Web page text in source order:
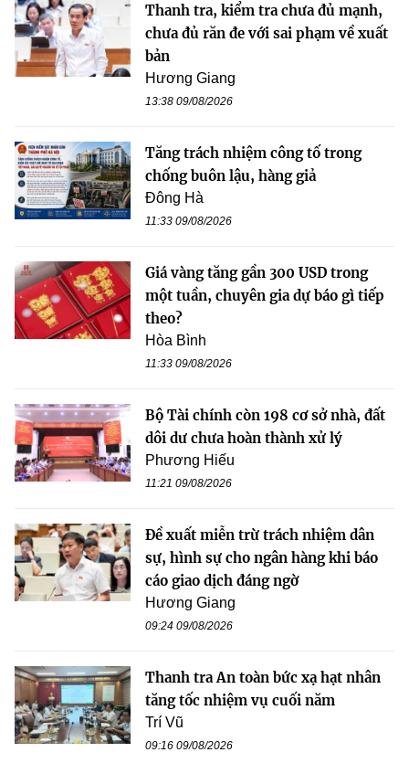
Thanh tra, kiểm tra chưa đủ mạnh,
chưa đủ răn đe với sai phạm về xuất
bản
Hương Giang
13:38 09/08/2026
Tăng trách nhiệm công tố trong
chống buôn lậu, hàng giả
Đông Hà
11:33 09/08/2026
Giá vàng tăng gần 300 USD trong
một tuần, chuyên gia dự báo gì tiếp
theo?
Hòa Bình
11:33 09/08/2026
Bộ Tài chính còn 198 cơ sở nhà, đất
dôi dư chưa hoàn thành xử lý
Phương Hiếu
11:21 09/08/2026
Đề xuất miễn trừ trách nhiệm dân
sự, hình sự cho ngân hàng khi báo
cáo giao dịch đáng ngờ
Hương Giang
09:24 09/08/2026
Thanh tra An toàn bức xạ hạt nhân
tăng tốc nhiệm vụ cuối năm
Trí Vũ
09:16 09/08/2026